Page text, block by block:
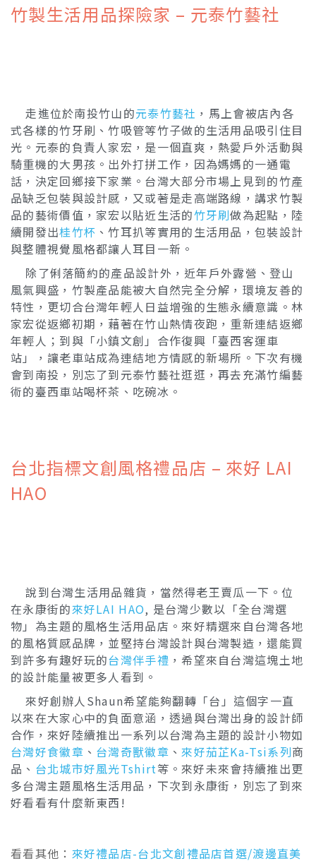
竹製生活用品探險家 – 元泰竹藝社
走進位於南投竹山的元泰竹藝社 ，馬上會被店內各
式各樣的竹牙刷、竹吸管等竹子做的生活用品吸引住目
光。元泰的負責人家宏，是一個直爽，熱愛戶外活動與
騎重機的大男孩。出外打拼工作，因為媽媽的一通電
話，決定回鄉接下家業。台灣大部分市場上見到的竹產
品缺乏包裝與設計感，又或著是走高端路線，講求竹製
品的藝術價值，家宏以貼近生活的竹牙刷做為起點，陸
續開發出桂竹杯 、竹耳扒等實用的生活用品，包裝設計
與整體視覺風格都讓人耳目一新。
除了俐落簡約的產品設計外，近年戶外露營、登山
風氣興盛，竹製產品能被大自然完全分解，環境友善的
特性，更切合台灣年輕人日益增強的生態永續意識。林
家宏從返鄉初期，藉著在竹山熱情夜跑，重新連結返鄉
年輕人；到與「小鎮文創」合作復興「臺西客運車
站」，讓老車站成為連結地方情感的新場所。下次有機
會到南投，別忘了到元泰竹藝社逛逛，再去充滿竹編藝
術的臺西車站喝杯茶、吃碗冰。
台北指標文創風格禮品店 – 來好 LAI
HAO
說到台灣生活用品雜貨，當然得老王賣瓜一下。位
在永康街的來好LAI HAO, 是台灣少數以「全台灣選
物」為主題的風格生活用品店。來好精選來自台灣各地
的風格質感品牌，並堅持台灣設計與台灣製造，還能買
到許多有趣好玩的台灣伴手禮 ，希望來自台灣這塊土地
的設計能量被更多人看到。
來好創辦人Shaun希望能夠翻轉「台」這個字一直
以來在大家心中的負面意涵，透過與台灣出身的設計師
合作，來好陸續推出一系列以台灣為主題的設計小物如
台灣好食徽章 、 台灣奇獸徽章 、來好茄芷Ka-Tsi系列商
品、 台北城市好風光Tshirt等。來好未來會持續推出更
多台灣主題風格生活用品，下次到永康街，別忘了到來
好看看有什麼新東西!
看看其他： 來好禮品店-台北文創禮品店首選/渡邊直美